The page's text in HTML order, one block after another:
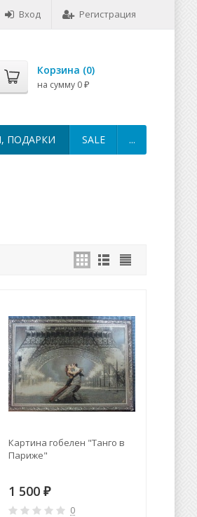
Вход Регистрация
Корзина (0)
на сумму 0 ₽
ПОДАРКИ SALE ...
Картина гобелен "Танго в
Париже"
1 500₽
0